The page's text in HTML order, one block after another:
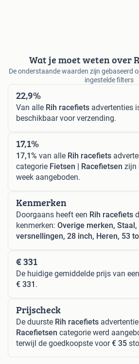
Wat je moet weten over
De onderstaande waarden zijn gebaseerd
ingestelde filters
22,9%
Van alle Rih racefiets advertenties
beschikbaar voor verzending.
17,1%
17,1% van alle Rih racefiets
categorie Fietsen | Racefietsen zijn
week aangeboden.
Kenmerken
Doorgaans heeft een Rih racefiets
kenmerken: Overige merken,
versnellingen, 28 inch, Heren, 53
€ 331
De huidige gemiddelde prijs van een
€ 331 .
Prijscheck
De duurste Rih racefiets
Racefietsen categorie werd
terwijl de goedkoopste voor€ 35